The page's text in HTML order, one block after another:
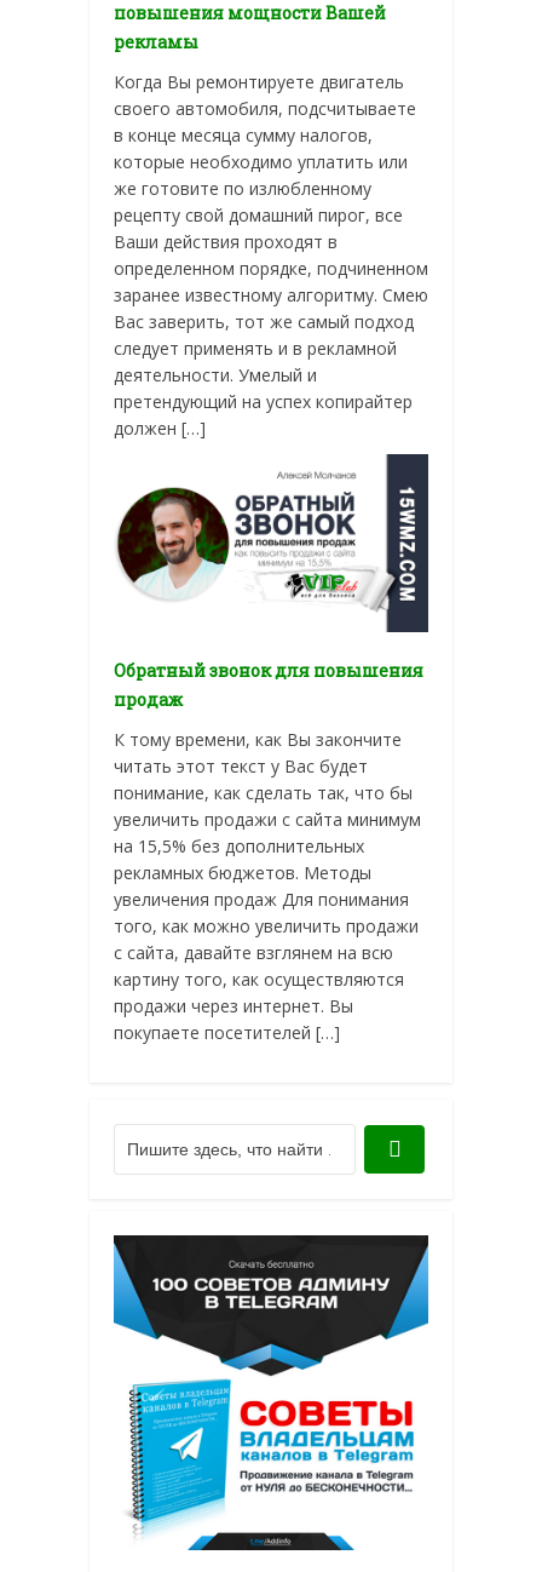
повышения мощности Вашей
рекламы
Когда Вы ремонтируете двигатель
своего автомобиля, подсчитываете
в конце месяца сумму налогов,
которые необходимо уплатить или
же готовите по излюбленному
рецепту свой домашний пирог, все
Ваши действия проходят в
определенном порядке, подчиненном
заранее известному алгоритму. Смею
Вас заверить, тот же самый подход
следует применять и в рекламной
деятельности. Умелый и
претендующий на успех копирайтер
должен […]
Обратный звонок для повышения
продаж
К тому времени, как Вы закончите
читать этот текст у Вас будет
понимание, как сделать так, что бы
увеличить продажи с сайта минимум
на 15,5% без дополнительных
рекламных бюджетов. Методы
увеличения продаж Для понимания
того, как можно увеличить продажи
с сайта, давайте взглянем на всю
картину того, как осуществляются
продажи через интернет. Вы
покупаете посетителей […]